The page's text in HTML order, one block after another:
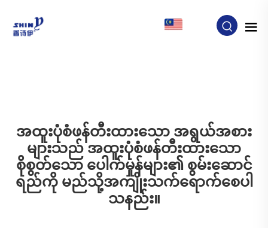
အထူးပုံစံဖန်တီးထားသော အရွယ်အစား
များသည် အထူးပုံစံဖန်တီးထားသော
စိုစွတ်သော ပေါက်မှုန်များ၏ စွမ်းဆောင်
ရည်ကို မည်သို့အကျိုးသက်ရောက်စေပါ
သနည်း။